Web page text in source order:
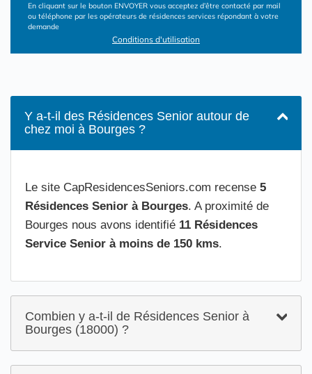
En cliquant sur le bouton ENVOYER vous acceptez d’être contacté par mail
ou téléphone par les opérateurs de résidences services répondant à votre
demande
Conditions d'utilisation
Y a-t-il des Résidences Senior autour de
chez moi à Bourges ?
Le site CapResidencesSeniors.com recense 5
Résidences Senior à Bourges. A proximité de
Bourges nous avons identifié 11 Résidences
Service Senior à moins de 150 kms.
Combien y a-t-il de Résidences Senior à
Bourges (18000) ?